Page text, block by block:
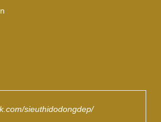
sieuthidodongdep/